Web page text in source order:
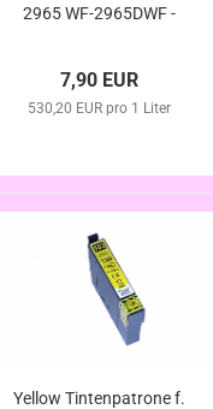
2965 WF-2965DWF -
7,90 EUR
530,20 EUR pro 1 Liter
Yellow Tintenpatrone f.